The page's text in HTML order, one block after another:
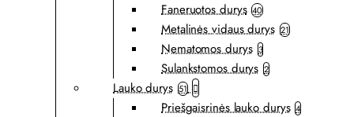
Faneruotos durys 40
Metalinės vidaus durys 21
Nematomos durys 3
Sulankstomos durys 2
Lauko durys 51
Priešgaisrinės lauko durys 4